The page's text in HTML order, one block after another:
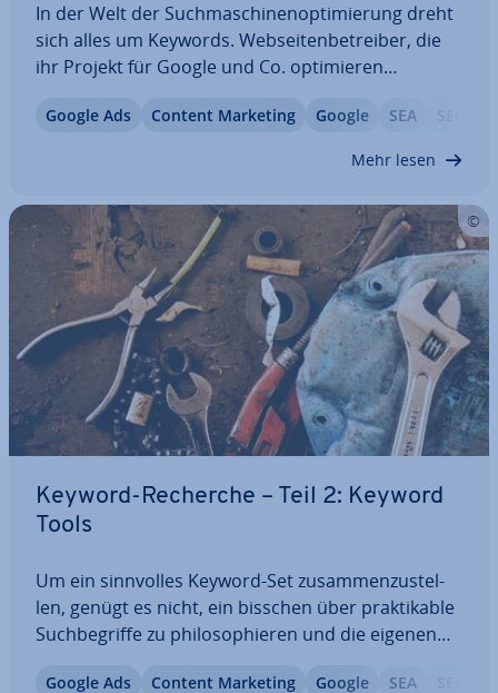
In der Welt der Such­ma­schi­nen­op­ti­mie­rung dreht
sich alles um Keywords. Web­sei­ten­be­trei­ber, die
ihr Projekt für Google und Co. op­ti­mie­ren
grif­fe relevante Rankings er­mög­li­chen. Oder
anders gesagt: Ohne Keyword-Recherche keine…
Google Ads Content Marketing Google SEA
Mehr lesen
Keyword-Recherche – Teil 2: Keyword
Tools
Um ein sinn­vol­les Keyword-Set zu­sam­men­zu­stel­
len, genügt es nicht, ein bisschen über prak­ti­ka­ble
Such­be­grif­fe zu phi­lo­so­phie­ren und die eigenen
wer seine Keywords im Anschluss auf ihre
Google Ads Content Marketing Google SEA